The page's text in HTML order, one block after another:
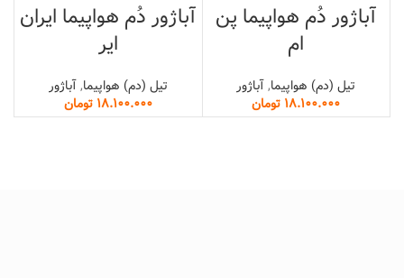
آباژور دُم هواپیما پن
ام
تیل (دم) هواپیما,آباژور
تومان
آباژور دُم هواپیما ایران
ایر
تیل (دم) هواپیما,آباژور
تومان